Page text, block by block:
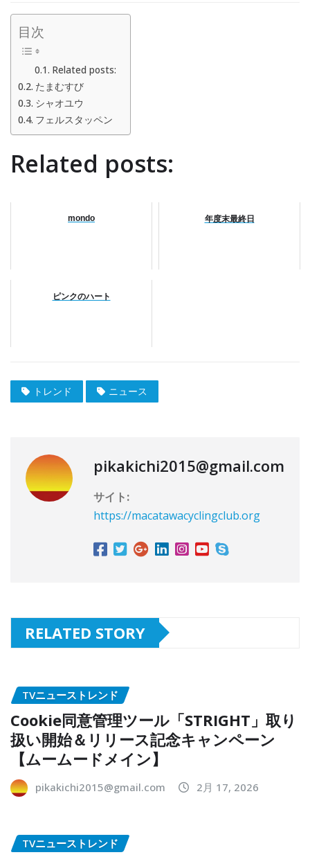
目次
Related posts:
たまむすび
シャオユウ
フェルスタッペン
Related posts:
mondo 年度末最終日
ピンクのハート
トレンド ニュース
pikakichi2015@gmail.com
サイト:
https://macatawacyclingclub.org
RELATED STORY
TVニューストレンド
Cookie同意管理ツール「STRIGHT」取り
扱い開始＆リリース記念キャンペーン
【ムームードメイン】
pikakichi2015@gmail.com 2月 17, 2026
TVニューストレンド